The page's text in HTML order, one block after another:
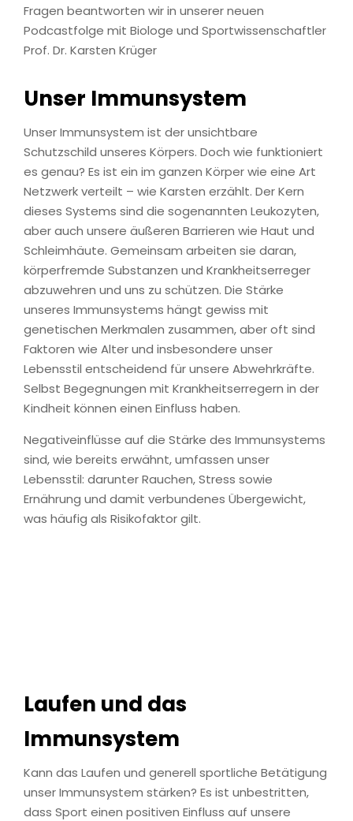
Fragen beantworten wir in unserer neuen
Podcastfolge mit Biologe und Sportwissenschaftler
Prof. Dr. Karsten Krüger
Unser Immunsystem
Unser Immunsystem ist der unsichtbare
Schutzschild unseres Körpers. Doch wie funktioniert
es genau? Es ist ein im ganzen Körper wie eine Art
Netzwerk verteilt – wie Karsten erzählt. Der Kern
dieses Systems sind die sogenannten Leukozyten,
aber auch unsere äußeren Barrieren wie Haut und
Schleimhäute. Gemeinsam arbeiten sie daran,
körperfremde Substanzen und Krankheitserreger
abzuwehren und uns zu schützen. Die Stärke
unseres Immunsystems hängt gewiss mit
genetischen Merkmalen zusammen, aber oft sind
Faktoren wie Alter und insbesondere unser
Lebensstil entscheidend für unsere Abwehrkräfte.
Selbst Begegnungen mit Krankheitserregern in der
Kindheit können einen Einfluss haben.
Negativeinflüsse auf die Stärke des Immunsystems
sind, wie bereits erwähnt, umfassen unser
Lebensstil: darunter Rauchen, Stress sowie
Ernährung und damit verbundenes Übergewicht,
was häufig als Risikofaktor gilt.
Laufen und das
Immunsystem
Kann das Laufen und generell sportliche Betätigung
unser Immunsystem stärken? Es ist unbestritten,
dass Sport einen positiven Einfluss auf unsere